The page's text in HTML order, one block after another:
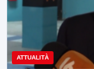
ATTUALITÀ